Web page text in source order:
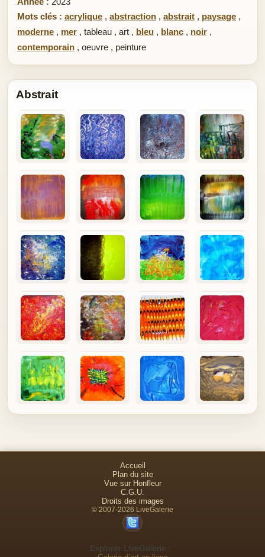
Mots clés : acrylique , abstraction , abstrait , paysage ,
moderne , mer , tableau , art , bleu , blanc , noir ,
contemporain , oeuvre , peinture
Abstrait
Accueil
Plan du site
Vue sur Honfleur
C.G.U.
Droits des images
© 2007-2026 LiveGalerie
Explorer LiveGalerie :